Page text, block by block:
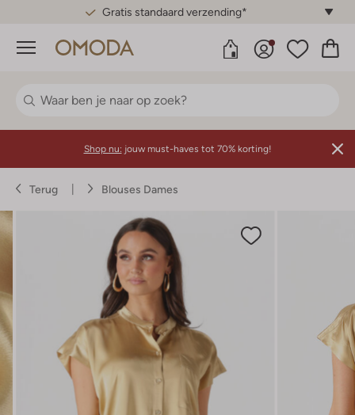
Gratis standaard verzending*
Menu
Shop nu: jouw must-haves tot 70% korting!
Terug Blouses Dames